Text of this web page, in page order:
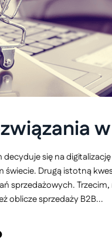
się na
świecie. Drugą istotną
sprzedażowych.
oblicze sprzedaży B2B...